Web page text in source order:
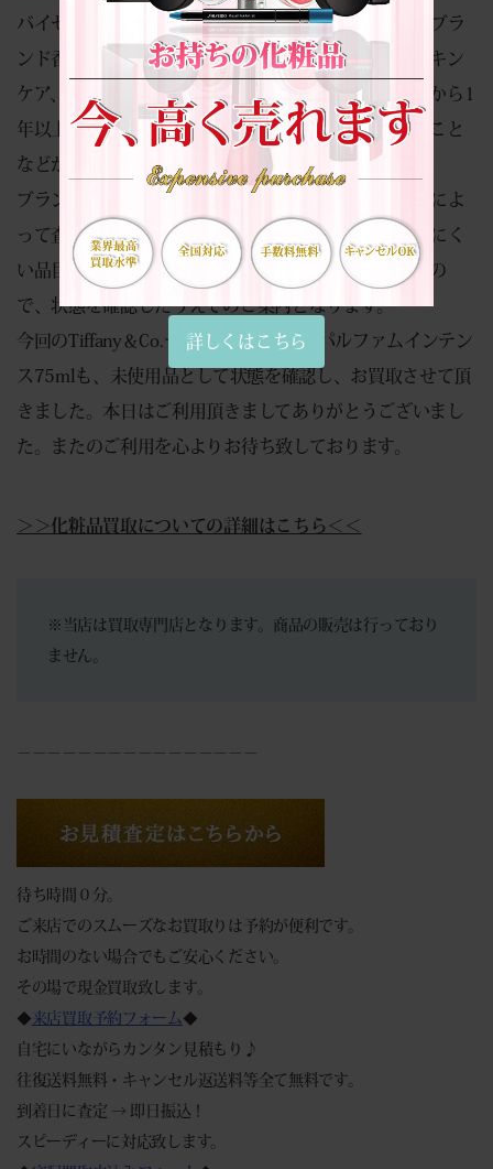
バイセラジャパンでは、ティファニーをはじめ、各種ブラ
ンド香水や化粧品の買取を行っております。香水、スキン
ケア、メイク用品などは、未使用品であること、製造から1
年以上経過していないこと、バーコードが確認できること
などが大切です。
ブランド品は一点ごとの状態や付属品、市場での人気によ
って査定が変わるため、固定の価格表だけでは判断しにく
い品目です。お電話でのお見積りは承っておりませんの
で、状態を確認したうえでのご案内となります。
今回のTiffany＆Co.ティファニーオードパルファムインテン
ス75mlも、未使用品として状態を確認し、お買取させて頂
きました。本日はご利用頂きましてありがとうございまし
た。またのご利用を心よりお待ち致しております。
＞＞化粧品買取についての詳細はこちら＜＜
※当店は買取専門店となります。商品の販売は行っており
ません。
－－－－－－－－－－－－－－－－
待ち時間０分。
ご来店でのスムーズなお買取りは予約が便利です。
お時間のない場合でもご安心ください。
その場で現金買取致します。
◆ 来店買取予約フォーム ◆
自宅にいながらカンタン見積もり♪
往復送料無料・キャンセル返送料等全て無料です。
到着日に査定 → 即日振込！
スピーディーに対応致します。
詳しくはこちら